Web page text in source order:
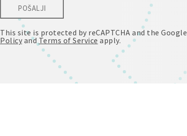
POŠALJI
This site is protected by reCAPTCHA and the Google
Policy and Terms of Service apply.